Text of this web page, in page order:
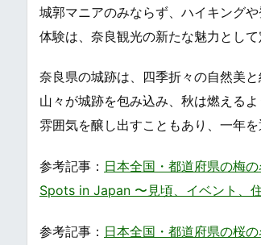
城郭マニアのみならず、ハイキング
体験は、奈良観光の新たな魅力として
奈良県の城跡は、四季折々の自然美
山々が城跡を包み込み、秋は燃える
雰囲気を醸し出すこともあり、一年
参考記事： 日本全国・都道府県の梅
Spots in Japan 〜見頃、イベント、
参考記事： 日本全国・都道府県の桜